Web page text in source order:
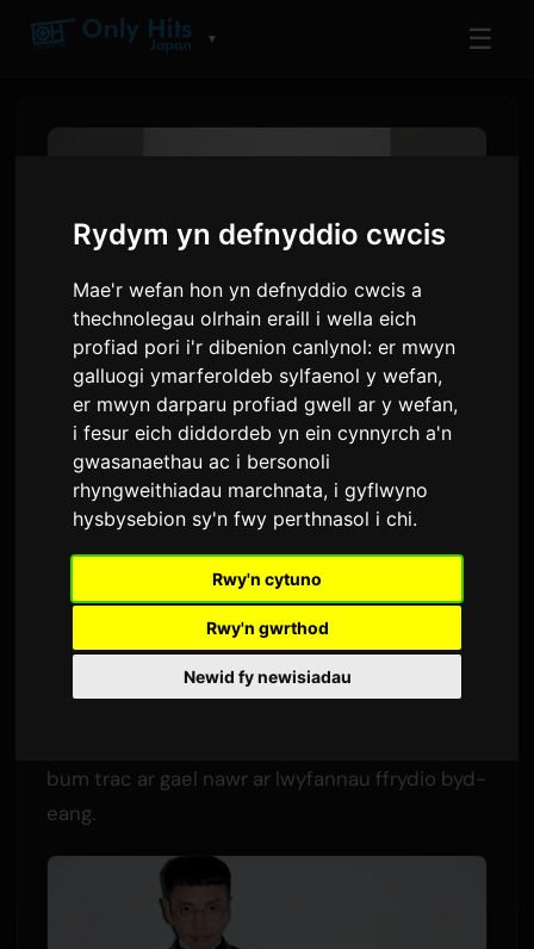
Rydym yn defnyddio cwcis
Mae'r wefan hon yn defnyddio cwcis a
thechnolegau olrhain eraill i wella eich
profiad pori i'r dibenion canlynol:er mwyn
galluogi ymarferoldeb sylfaenol y wefan,
er mwyn darparu profiad gwell ar y wefan,
i fesur eich diddordeb yn ein cynnyrch a'n
gwasanaethau ac i bersonoli
rhyngweithiadau marchnata, i gyflwyno
hysbysebion sy'n fwy perthnasol i chi.
Rwy'n cytuno
Rwy'n gwrthod
Newid fy newisiadau
▼ ☰
PES o RIP SLYME yn
Rhyddhau EP Newydd 'PES
Part III'
GanSam
7 Gorffennaf 2026
Cyfieithwyd o Saesneg
1,403 golygfeydd
Mae PES, aelod sylfaenol o'r grŵp hip-hop
bum trac ar gael nawr ar lwyfannau ffrydio byd-
eang.